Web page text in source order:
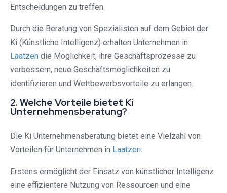
Entscheidungen zu treffen.
Durch die Beratung von Spezialisten auf dem Gebiet der
Ki (Künstliche Intelligenz) erhalten Unternehmen in
Laatzen die Möglichkeit, ihre Geschäftsprozesse zu
verbessern, neue Geschäftsmöglichkeiten zu
identifizieren und Wettbewerbsvorteile zu erlangen.
2. Welche Vorteile bietet Ki
Unternehmensberatung?
Die Ki Unternehmensberatung bietet eine Vielzahl von
Vorteilen für Unternehmen in Laatzen:
Erstens ermöglicht der Einsatz von künstlicher Intelligenz
eine effizientere Nutzung von Ressourcen und eine